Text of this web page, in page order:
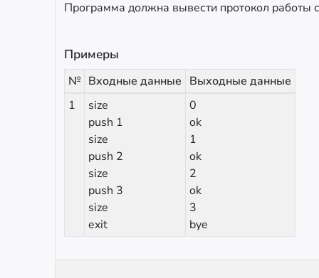
Программа должна вывести протокол работы
Примеры
№ Входные данные Выходные данные
1
size
push 1
size
push 2
size
push 3
size
exit
0
ok
1
ok
2
ok
3
bye